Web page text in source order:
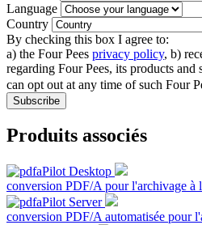
Language
Country
By checking this box I agree to:
a) the Four Pees privacy policy, b)
regarding Four Pees, its products and
can opt out at any time of such Four
Produits associés
conversion PDF/A pour l'archivage à
conversion PDF/A automatisée pour